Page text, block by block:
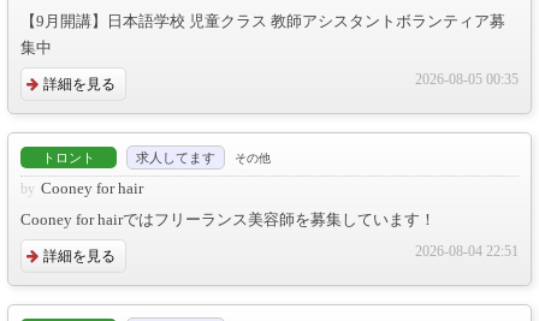
【9月開講】日本語学校 児童クラス 教師アシスタントボランティア募
集中
詳細を見る 2026-08-05 00:35
トロント 求人してます その他
Cooney for hair
Cooney for hairではフリーランス美容師を募集しています！
詳細を見る 2026-08-04 22:51